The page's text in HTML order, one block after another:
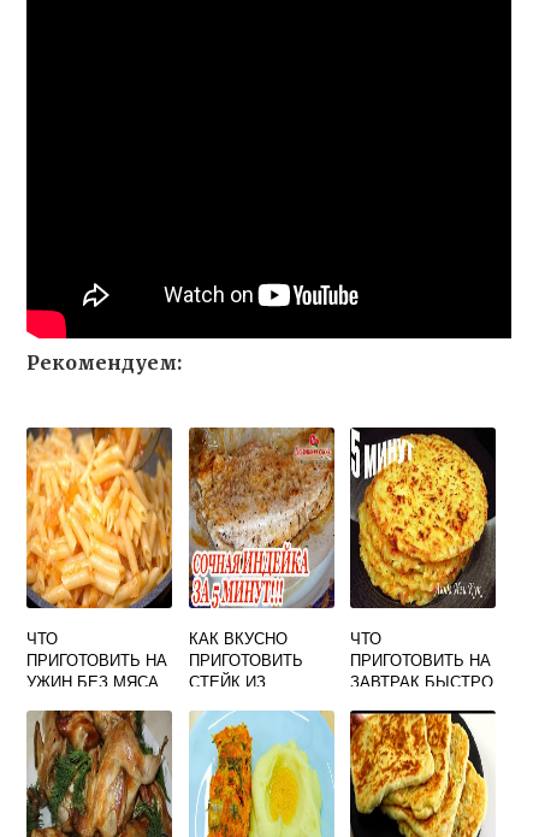
Рекомендуем:
ЧТО
ПРИГОТОВИТЬ НА
УЖИН БЕЗ МЯСА
ВКУСНО ИЗ
ПРОСТЫХ
ПРОДУКТОВ
СКОВОРОДЕ
КАК ВКУСНО
ПРИГОТОВИТЬ
СТЕЙК ИЗ
ДУХОВКЕ И
СОЧНО
ЧТО
ПРИГОТОВИТЬ НА
ЗАВТРАК БЫСТРО
ЯИЦ